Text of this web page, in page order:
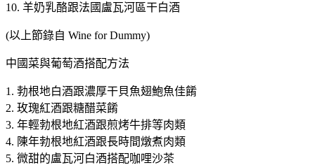
10. 羊奶乳酪跟法國盧瓦河區干白酒
(以上節錄自 Wine for Dummy)
中國菜與葡萄酒搭配方法
1. 勃根地白酒跟濃厚干貝魚翅鮑魚佳餚
2. 玫瑰紅酒跟糖醋菜餚
3. 年輕勃根地紅酒跟煎烤牛排等肉類
4. 陳年勃根地紅酒跟長時間燉煮肉類
5. 微甜的盧瓦河白酒搭配咖哩沙茶